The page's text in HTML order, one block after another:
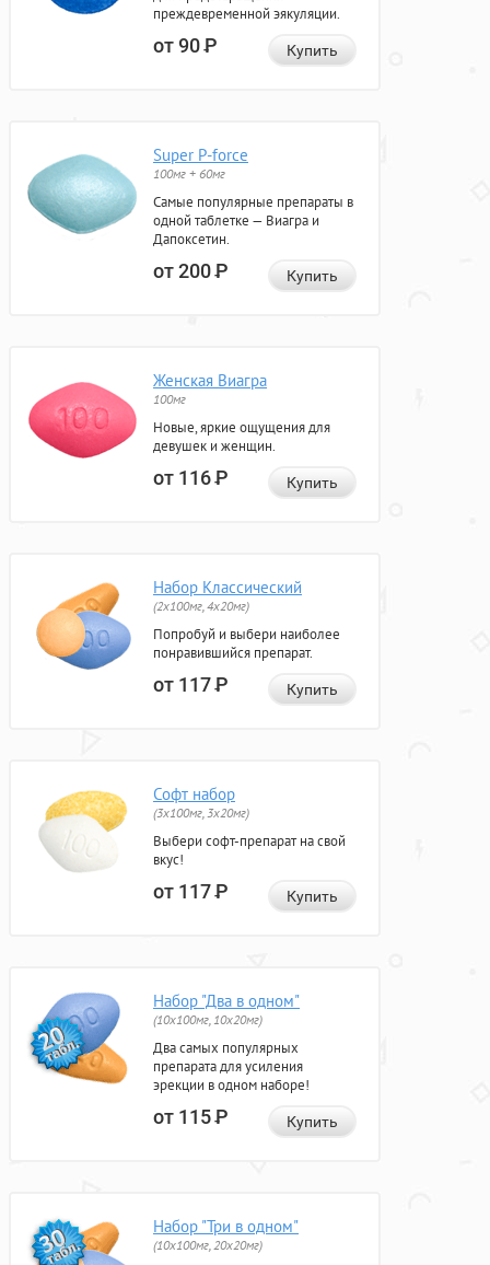
преждевременной эякуляции.
от 90Р Купить
Super P-force
100мг + 60мг
Самые популярные препараты в
одной таблетке — Виагра и
Дапоксетин.
от 200Р Купить
Женская Виагра
100мг
Новые, яркие ощущения для
девушек и женщин.
от 116Р Купить
Набор Классический
(2x100мг, 4x20мг)
Попробуй и выбери наиболее
понравившийся препарат.
от 117Р Купить
Софт набор
(3x100мг, 3x20мг)
Выбери софт-препарат на свой
вкус!
от 117Р Купить
Набор "Два в одном"
(10x100мг, 10x20мг)
Два самых популярных
препарата для усиления
эрекции в одном наборе!
от 115Р Купить
Набор "Три в одном"
(10x100мг, 20x20мг)